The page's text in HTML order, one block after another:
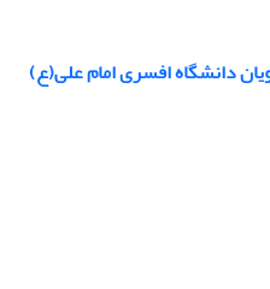
دانشگاه افسری امام علی(ع)